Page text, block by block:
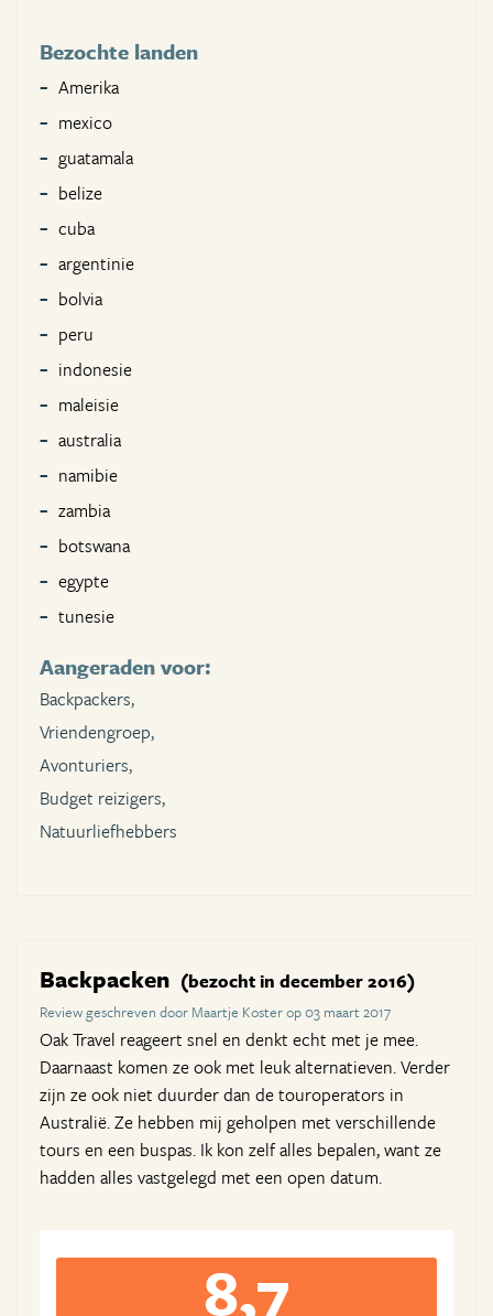
Bezochte landen
Amerika
mexico
guatamala
belize
cuba
argentinie
bolvia
peru
indonesie
maleisie
australia
namibie
zambia
botswana
egypte
tunesie
Aangeraden voor:
Backpackers,
Vriendengroep,
Avonturiers,
Budget reizigers,
Natuurliefhebbers
Backpacken (bezocht in december 2016)
Review geschreven door Maartje Koster op 03 maart 2017
Oak Travel reageert snel en denkt echt met je mee.
Daarnaast komen ze ook met leuk alternatieven. Verder
zijn ze ook niet duurder dan de touroperators in
Australië. Ze hebben mij geholpen met verschillende
tours en een buspas. Ik kon zelf alles bepalen, want ze
hadden alles vastgelegd met een open datum.
8,7